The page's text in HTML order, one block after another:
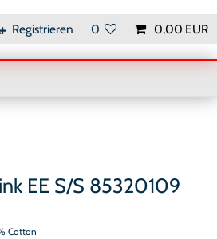
Registrieren 0 0,00 EUR
EE S/S 85320109
Cotton